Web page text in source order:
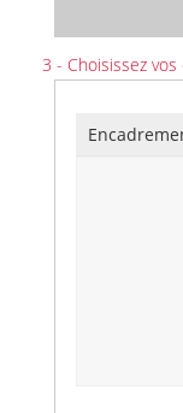
3 - Choisissez